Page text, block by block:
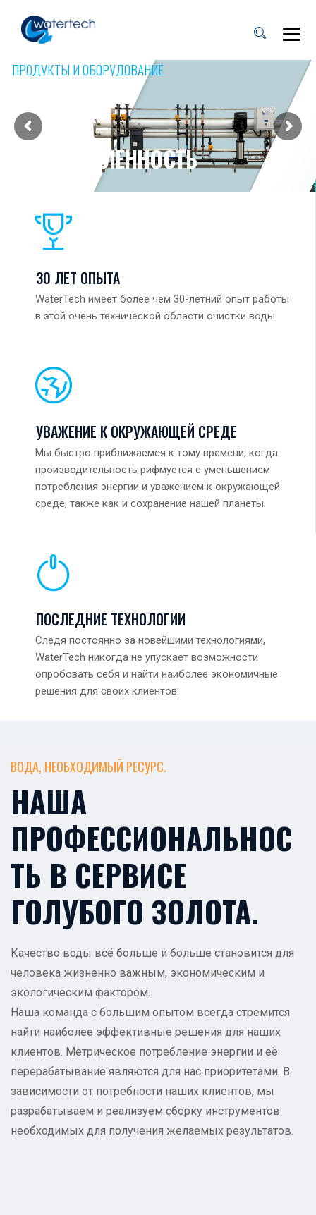
ПРОДУКТЫ И ОБОРУДОВАНИЕ
ПРОМЫШЛЕННОСТЬ
УЗНАТЬ БОЛЬШЕ
30 ЛЕТ ОПЫТА
WaterTech имеет более чем 30-летний опыт работы
в этой очень технической области очистки воды.
УВАЖЕНИЕ К ОКРУЖАЮЩЕЙ СРЕДЕ
Мы быстро приближаемся к тому времени, когда
производительность рифмуется с уменьшением
потребления энергии и уважением к окружающей
среде, также как и сохранение нашей планеты.
ПОСЛЕДНИЕ ТЕХНОЛОГИИ
Следя постоянно за новейшими технологиями,
WaterTech никогда не упускает возможности
опробовать себя и найти наиболее экономичные
решения для своих клиентов.
ВОДА, НЕОБХОДИМЫЙ РЕСУРС.
НАША
ПРОФЕССИОНАЛЬНОС
ТЬ В СЕРВИСЕ
ГОЛУБОГО ЗОЛОТА.
Качество воды всё больше и больше становится для
человека жизненно важным, экономическим и
экологическим фактором.
Наша команда с большим опытом всегда стремится
найти наиболее эффективные решения для наших
клиентов. Метрическое потребление энергии и её
перерабатывание являются для нас приоритетами. В
зависимости от потребности наших клиентов, мы
разрабатываем и реализуем сборку инструментов
необходимых для получения желаемых результатов.